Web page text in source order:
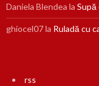
Daniela Blendea la Supă
ghiocel07la Ruladă cu
rss